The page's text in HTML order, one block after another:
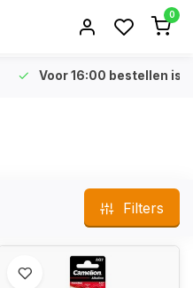
0
Voor 16:00 bestellen is
Filters